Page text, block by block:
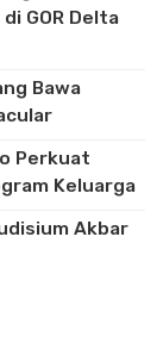
GOR Delta
Bawa
Perkuat
Keluarga
Akbar